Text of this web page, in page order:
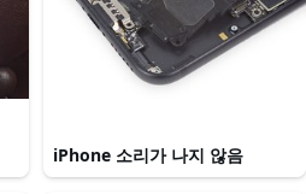
iPhone 소리가 나지 않음